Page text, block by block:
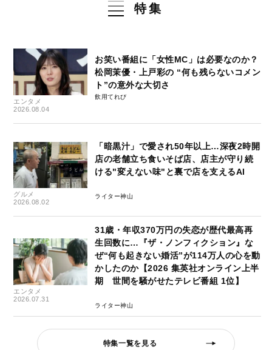
特集
エンタメ
2026.08.04
お笑い番組に「女性MC」は必要なのか？
松岡茉優・上戸彩の “何も残らないコメン
ト”の意外な大切さ
飲用てれび
グルメ
2026.08.02
「暗黒汁」で愛され50年以上…深夜2時開
店の老舗立ち食いそば店、店主が守り続
ける"変えない味"と裏で店を支えるAI
ライター神山
エンタメ
2026.07.31
31歳・年収370万円の失恋が歴代最高再
生回数に…『ザ・ノンフィクション』な
ぜ“何も起きない婚活”が114万人の心を動
かしたのか【2026 集英社オンライン上半
期 世間を騒がせたテレビ番組 1位】
ライター神山
特集一覧を見る